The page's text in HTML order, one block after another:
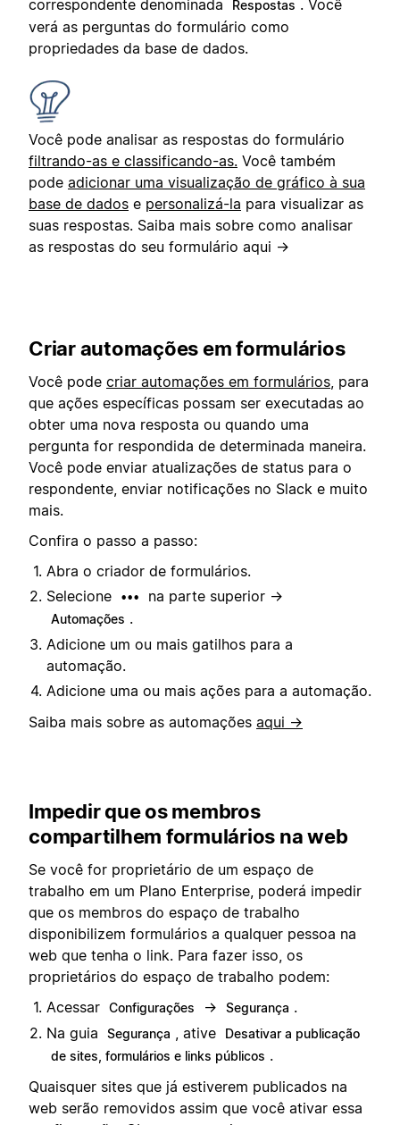
correspondente denominada Respostas . Você
verá as perguntas do formulário como
propriedades da base de dados.
Você pode analisar as respostas do formulário
filtrando-as e classificando-as. Você também
pode adicionar uma visualização de gráfico à sua
base de dados e personalizá-la para visualizar as
suas respostas. Saiba mais sobre como analisar
as respostas do seu formulário aqui →
Criar automações em formulários
Você pode criar automações em formulários , para
que ações específicas possam ser executadas ao
obter uma nova resposta ou quando uma
pergunta for respondida de determinada maneira.
Você pode enviar atualizações de status para o
respondente, enviar notificações no Slack e muito
mais.
Confira o passo a passo:
Abra o criador de formulários.
Selecione
••• na parte superior →
Automações .
Adicione um ou mais gatilhos para a
automação.
Adicione uma ou mais ações para a automação.
Saiba mais sobre as automações aqui →
Impedir que os membros
compartilhem formulários na web
Se você for proprietário de um espaço de
trabalho em um Plano Enterprise, poderá impedir
que os membros do espaço de trabalho
disponibilizem formulários a qualquer pessoa na
web que tenha o link. Para fazer isso, os
proprietários do espaço de trabalho podem:
Acessar Configurações → Segurança .
Na guia
Segurança , ative
Desativar a publicação
de sites, formulários e links públicos .
Quaisquer sites que já estiverem publicados na
web serão removidos assim que você ativar essa